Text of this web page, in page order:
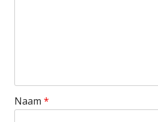
Naam *